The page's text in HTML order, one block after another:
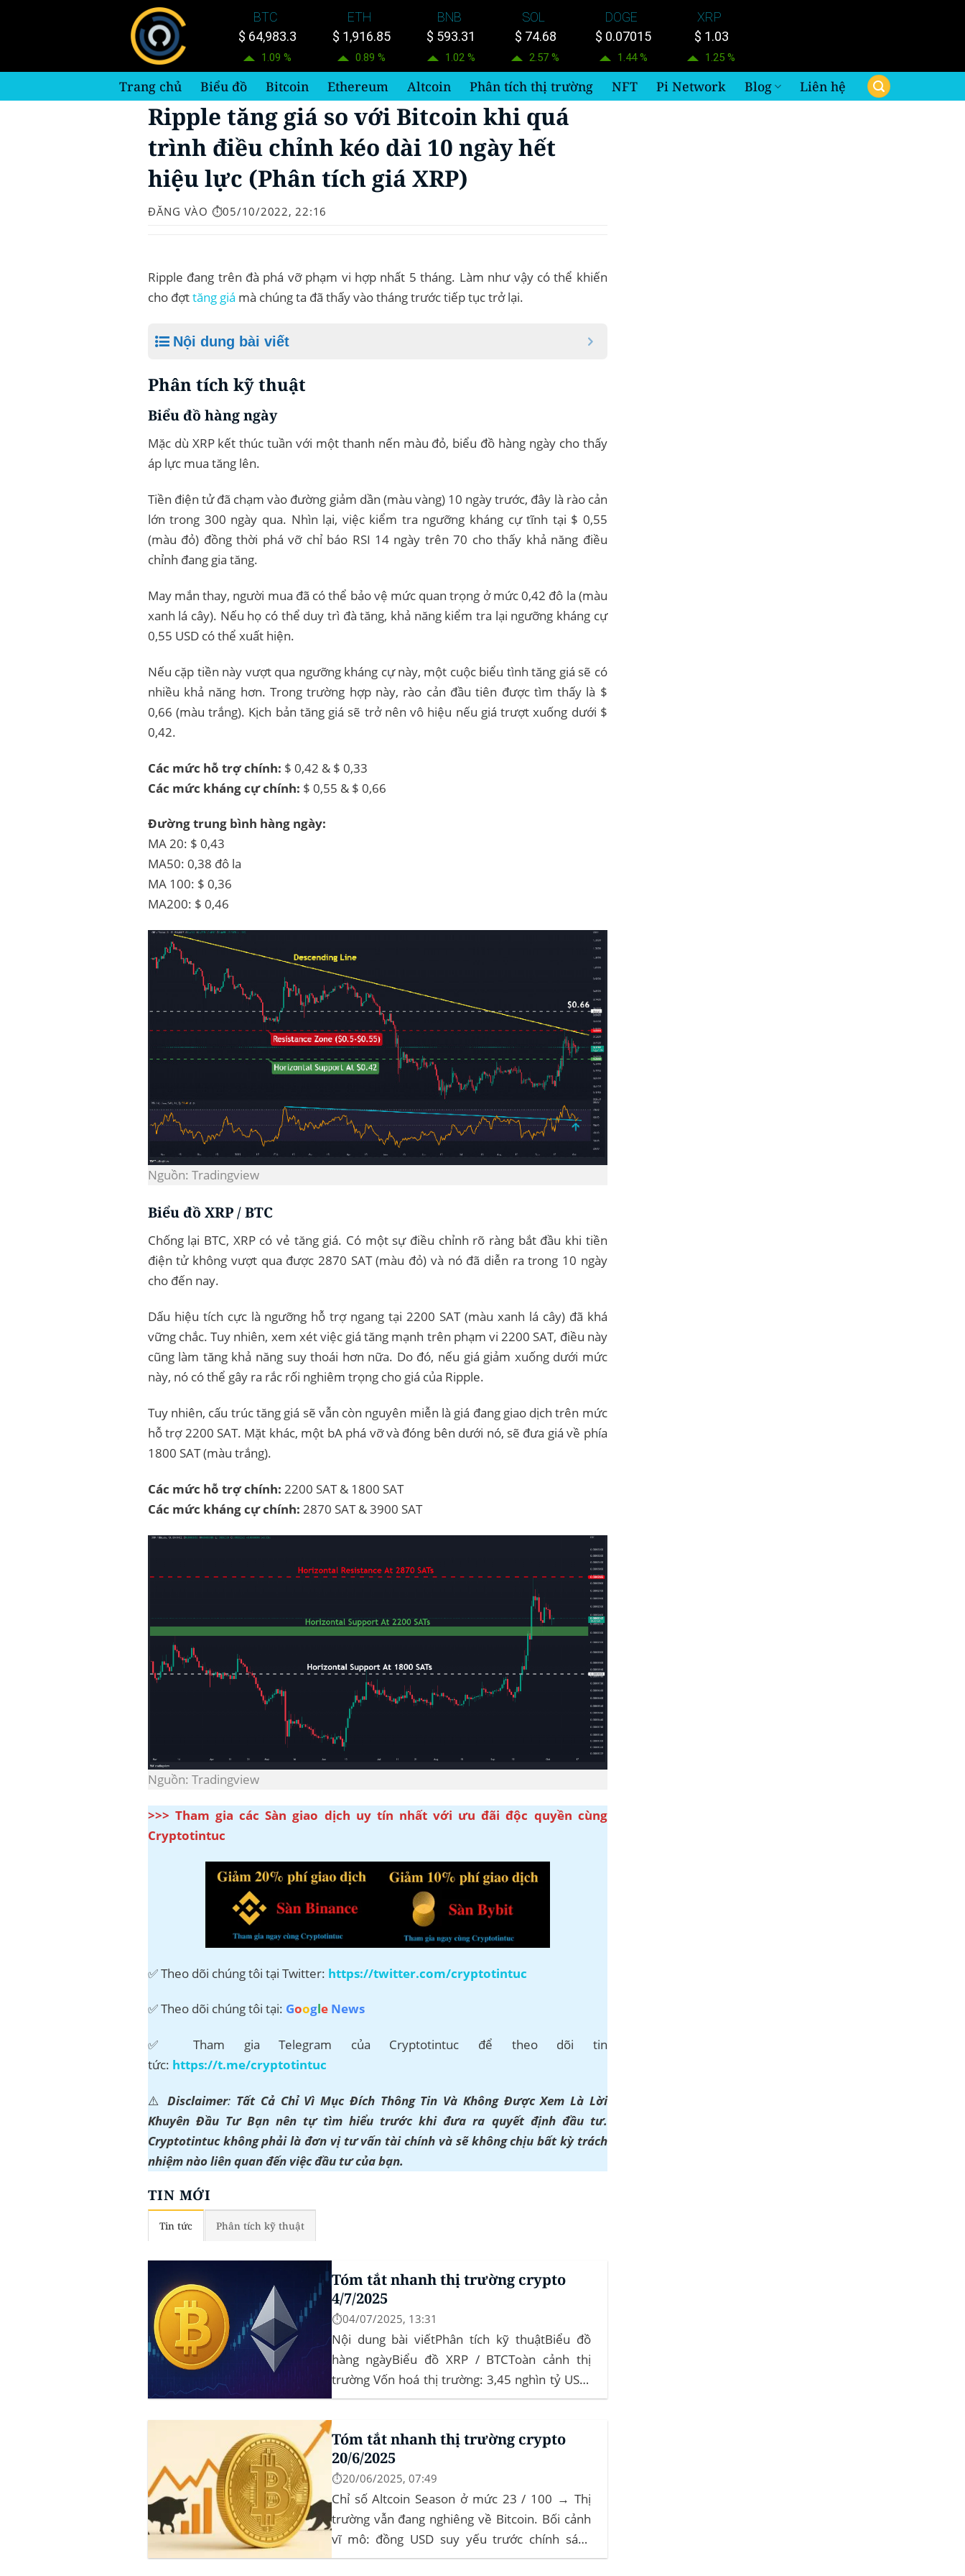
BTC
$ 64,983.3
1.09 %
ETH
$ 1,916.85
0.89 %
BNB
$ 593.31
1.02 %
SOL
$ 74.68
2.57 %
DOGE
$ 0.07015
1.44 %
XRP
$ 1.03
1.25 %
Trang chủ Biểu đồ Bitcoin Ethereum Altcoin Phân tích thị trường NFT Pi Network Blog Liên hệ
Ripple tăng giá so với Bitcoin khi quá
trình điều chỉnh kéo dài 10 ngày hết
hiệu lực (Phân tích giá XRP)
ĐĂNG VÀO ⏱️05/10/2022, 22:16
Ripple đang trên đà phá vỡ phạm vi hợp nhất 5 tháng. Làm như vậy có thể khiến
cho đợttăng giá mà chúng ta đã thấy vào tháng trước tiếp tục trở lại.
Nội dung bài viết
Phân tích kỹ thuật
Biểu đồ hàng ngày
Mặc dù XRP kết thúc tuần với một thanh nến màu đỏ, biểu đồ hàng ngày cho thấy
áp lực mua tăng lên.
Tiền điện tử đã chạm vào đường giảm dần (màu vàng) 10 ngày trước, đây là rào cản
lớn trong 300 ngày qua. Nhìn lại, việc kiểm tra ngưỡng kháng cự tĩnh tại $ 0,55
(màu đỏ) đồng thời phá vỡ chỉ báo RSI 14 ngày trên 70 cho thấy khả năng điều
chỉnh đang gia tăng.
May mắn thay, người mua đã có thể bảo vệ mức quan trọng ở mức 0,42 đô la (màu
xanh lá cây). Nếu họ có thể duy trì đà tăng, khả năng kiểm tra lại ngưỡng kháng cự
0,55 USD có thể xuất hiện.
Nếu cặp tiền này vượt qua ngưỡng kháng cự này, một cuộc biểu tình tăng giá sẽ có
nhiều khả năng hơn. Trong trường hợp này, rào cản đầu tiên được tìm thấy là $
0,66 (màu trắng). Kịch bản tăng giá sẽ trở nên vô hiệu nếu giá trượt xuống dưới $
0,42.
Các mức hỗ trợ chính: $ 0,42 & $ 0,33
Các mức kháng cự chính: $ 0,55 & $ 0,66
Đường trung bình hàng ngày:
MA 20: $ 0,43
MA50: 0,38 đô la
MA 100: $ 0,36
MA200: $ 0,46
Nguồn: Tradingview
Biểu đồ XRP / BTC
Chống lại BTC, XRP có vẻ tăng giá. Có một sự điều chỉnh rõ ràng bắt đầu khi tiền
điện tử không vượt qua được 2870 SAT (màu đỏ) và nó đã diễn ra trong 10 ngày
cho đến nay.
Dấu hiệu tích cực là ngưỡng hỗ trợ ngang tại 2200 SAT (màu xanh lá cây) đã khá
vững chắc. Tuy nhiên, xem xét việc giá tăng mạnh trên phạm vi 2200 SAT, điều này
cũng làm tăng khả năng suy thoái hơn nữa. Do đó, nếu giá giảm xuống dưới mức
này, nó có thể gây ra rắc rối nghiêm trọng cho giá của Ripple.
Tuy nhiên, cấu trúc tăng giá sẽ vẫn còn nguyên miễn là giá đang giao dịch trên mức
hỗ trợ 2200 SAT. Mặt khác, một bA phá vỡ và đóng bên dưới nó, sẽ đưa giá về phía
1800 SAT (màu trắng).
Các mức hỗ trợ chính: 2200 SAT & 1800 SAT
Các mức kháng cự chính: 2870 SAT & 3900 SAT
Nguồn: Tradingview
>>> Tham gia các Sàn giao dịch uy tín nhất với ưu đãi độc quyền cùng
Cryptotintuc
✅ Theo dõi chúng tôi tại Twitter: https://twitter.com/cryptotintuc
✅ Theo dõi chúng tôi tại: Google News
✅ Tham gia Telegram của Cryptotintuc để theo dõi tin
tức: https://t.me/cryptotintuc
⚠️Disclaimer: Tất Cả Chỉ Vì Mục Đích Thông Tin Và Không Được Xem Là Lời
Khuyên Đầu Tư Bạn nên tự tìm hiểu trước khi đưa ra quyết định đầu tư.
Cryptotintuc không phải là đơn vị tư vấn tài chính và sẽ không chịu bất kỳ trách
nhiệm nào liên quan đến việc đầu tư của bạn.
TIN MỚI
Tin tức Phân tích kỹ thuật
Tóm tắt nhanh thị trường crypto
4/7/2025
⏱️04/07/2025, 13:31
Nội dung bài viếtPhân tích kỹ thuậtBiểu đồ
hàng ngàyBiểu đồ XRP / BTCToàn cảnh thị
trường Vốn hoá thị trường: 3,45 nghìn tỷ USD,
giảm khoảng 3% trong 24 giờ, phản ánh áp lực
chốt lời sau nhịp phục hồi đầu tháng‍ Bitcoin
dominance: ở mức 63%, giữ vững...
Tóm tắt nhanh thị trường crypto
20/6/2025
⏱️20/06/2025, 07:49
Chỉ số Altcoin Season ở mức 23 / 100 → Thị
trường vẫn đang nghiêng về Bitcoin. Bối cảnh
vĩ mô: đồng USD suy yếu trước chính sách
“Trumponomics”, nhà đầu tư tìm đến vàng và